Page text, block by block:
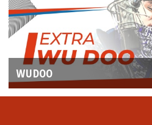
WUDOO